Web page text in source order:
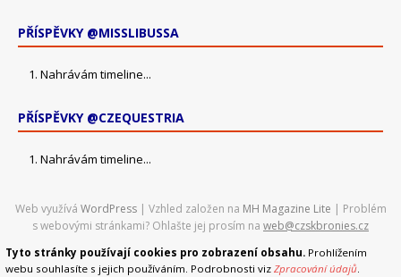
PŘÍSPĚVKY @MISSLIBUSSA
Nahrávám timeline...
PŘÍSPĚVKY @CZEQUESTRIA
Nahrávám timeline...
Web využívá WordPress| Vzhled založen na MH Magazine Lite | Problém
s webovými stránkami? Ohlašte jej prosím na web@czskbronies.cz
Tyto stránky používají cookies pro zobrazení obsahu. Prohlížením
webu souhlasíte s jejich používáním. Podrobnosti viz Zpracování údajů.